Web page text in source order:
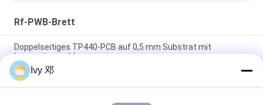
Rf-PWB-Brett
Doppelseitiges TP440-PCB auf 0,5 mm Substrat mit
Immersionsgold
Doppelseitiges CER-10 Hochfrequenz-PCB 30 Millimeter
Laminat-Immersionssilber
Ivy 邓